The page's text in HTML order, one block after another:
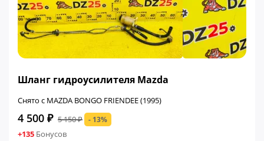
Шланг гидроусилителя Mazda
Снято с MAZDA BONGO FRIENDEE (1995)
4 500 ₽ 5 150 ₽ - 13%
+135 Бонусов